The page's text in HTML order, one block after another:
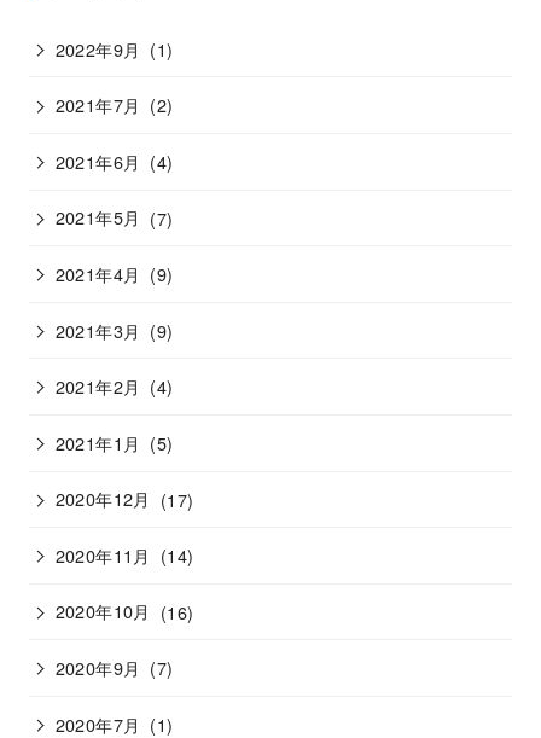
2022年9月 (1)
2021年7月 (2)
2021年6月 (4)
2021年5月 (7)
2021年4月 (9)
2021年3月 (9)
2021年2月 (4)
2021年1月 (5)
2020年12月 (17)
2020年11月 (14)
2020年10月 (16)
2020年9月 (7)
2020年7月 (1)